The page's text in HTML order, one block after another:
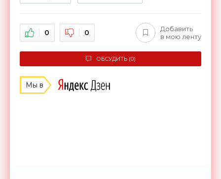
0 0
Добавить
в мою ленту
ОБСУДИТЬ (0)
Мы в